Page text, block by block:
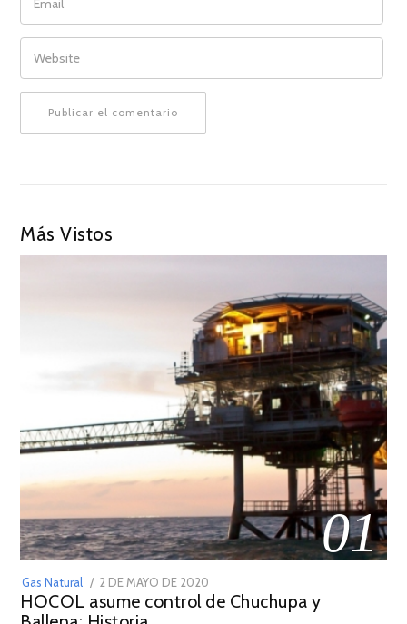
WEBSITE
Más Vistos
01
Gas Natural
POSTED
ON
2 DE MAYO DE 2020
DE
HOCOL asume control de Chuchupa y